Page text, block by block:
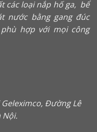
các loạinắp hố ga, bể
nước bằng gang đúc
hợp với mọi công
Đường Lê
Nội.